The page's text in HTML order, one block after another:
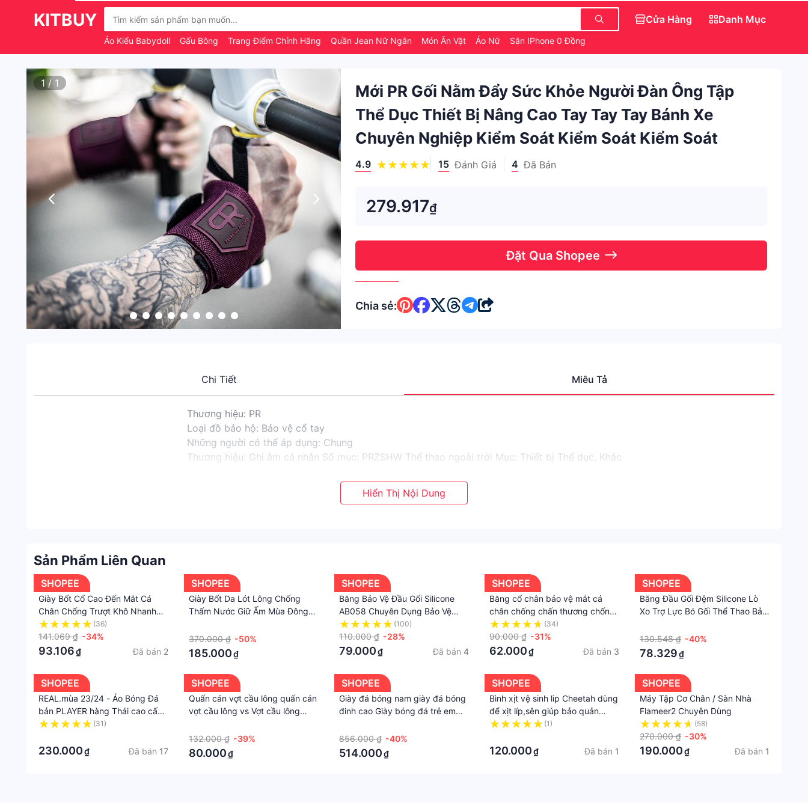
KITBUY
Áo Kiểu Babydoll Gấu Bông Trang Điểm Chính Hãng Quần Jean Nữ Ngắn Món Ăn Vặt Áo Nữ Săn IPhone 0 Đồng
Cửa Hàng Danh Mục
1 / 1
Mới PR Gối Nằm Đẩy Sức Khỏe Người Đàn Ông Tập
Thể Dục Thiết Bị Nâng Cao Tay Tay Tay Bánh Xe
Chuyên Nghiệp Kiểm Soát Kiểm Soát Kiểm Soát
4.9 15 Đánh Giá 4 Đã Bán
279.917₫
Đặt Qua Shopee
Chia sẻ:
Chi Tiết Miêu Tả
Thương hiệu: PR
Loại đồ bảo hộ: Bảo vệ cổ tay
Những người có thể áp dụng: Chung
Thương hiệu: Ghi âm cá nhân Số mục: PRZSHW Thể thao ngoài trời Mục: Thiết bị Thể dục, Khác
Sản Phẩm Liên Quan
SHOPEE
Giày Bốt Cổ Cao Đến Mắt Cá
Chân Chống Trượt Khô Nhanh
Thân Thiện Với Làn Da Cho Nam
Và Nữ Khi Đi Bơi / Lặn Biển
(36)
141.069 ₫ -34%
93.106₫ Đã bán 2
SHOPEE
Giày Bốt Da Lót Lông Chống
Thấm Nước Giữ Ấm Mùa Đông
370.000 ₫ -50%
185.000₫
SHOPEE
Băng Bảo Vệ Đầu Gối Silicone
AB058 Chuyên Dụng Bảo Vệ
Bánh Chè Tập Gym, Bóng Đá,
Bóng Rổ, Chạy Bộ
(100)
110.000 ₫ -28%
79.000₫ Đã bán 4
SHOPEE
Băng cổ chân bảo vệ mắt cá
chân chống chấn thương chống
lật bong gân thoáng khí khi chạy
tập gym bóng rổ AL7130
(34)
90.000 ₫ -31%
62.000₫ Đã bán 3
SHOPEE
Băng Đầu Gối Đệm Silicone Lò
Xo Trợ Lực Bó Gối Thể Thao Bảo
130.548 ₫ -40%
78.329₫
SHOPEE
REAL.mùa 23/24 - Áo Bóng Đá
bản PLAYER hàng Thái cao cấp
-23/24REAL.ĐEN Vàng
(31)
230.000₫ Đã bán 17
SHOPEE
Quấn cán vợt cầu lông quấn cán
vợt cầu lông vs Vợt cầu lông
trượt quần vợt, tay cầm cần câu,
dây quấn dày, dây đeo súng
cao su, thoáng khí
132.000 ₫ -39%
80.000₫
SHOPEE
Giày đá bóng nam giày đá bóng
đinh cao Giày bóng đá trẻ em
cho bé trai học sinh tiểu học mẫu
mới 2023 đinh gãy TF cho bé
856.000 ₫ -40%
514.000₫
SHOPEE
Bình xịt vệ sinh lip Cheetah dùng
để xịt líp,sên giúp bảo quản
được lâu hơn độ bền của xe
(1)
120.000₫ Đã bán 1
SHOPEE
Máy Tập Cơ Chân / Sàn Nhà
Flameer2 Chuyên Dùng
(58)
270.000 ₫ -30%
190.000₫ Đã bán 1